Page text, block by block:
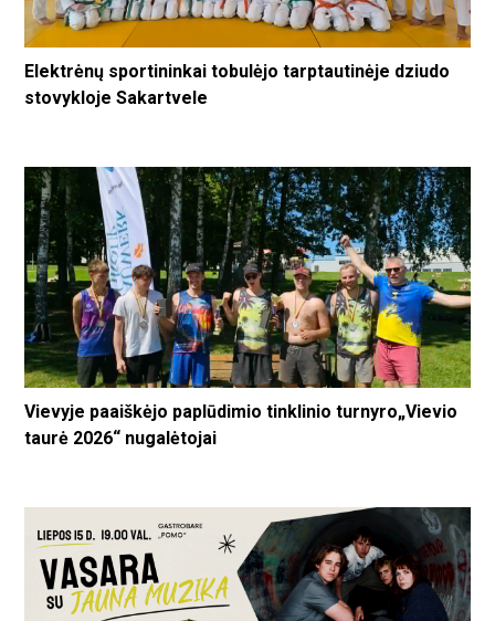
Elektrėnų sportininkai tobulėjo tarptautinėje dziudo
stovykloje Sakartvele
Vievyje paaiškėjo paplūdimio tinklinio turnyro„Vievio
taurė 2026“ nugalėtojai